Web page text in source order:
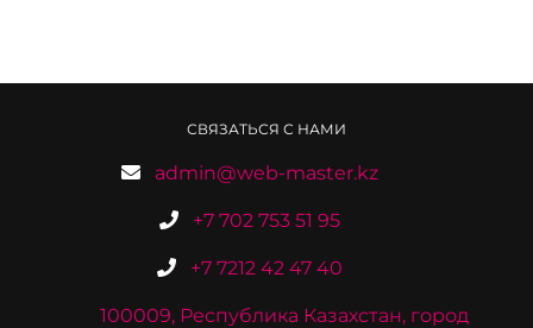
СВЯЗАТЬСЯ С НАМИ
admin@web-master.kz
+7 702 753 51 95
+7 7212 42 47 40
100009, Республика Казахстан, город